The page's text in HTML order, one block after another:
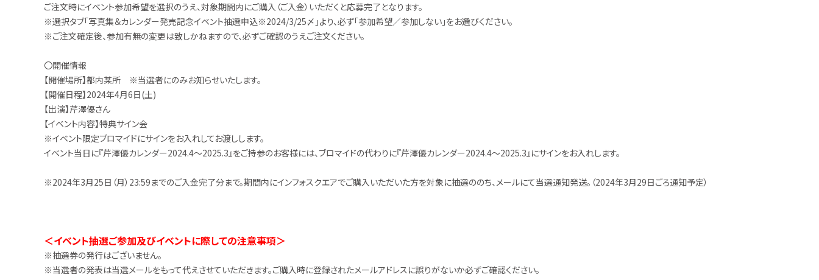
ご注文時にイベント参加希望を選択のうえ、対象期間内にご購入（ご入金）いただくと応募完了となります。
※選択タブ「写真集＆カレンダー発売記念イベント抽選申込※2024/3/25〆」より、必ず「参加希望／参加しない」をお選びください。
※ご注文確定後、参加有無の変更は致しかねますので、必ずご確認のうえご注文ください。
〇開催情報
【開催場所】都内某所 ※当選者にのみお知らせいたします。
【開催日程】2024年4月6日(土)
【出演】芹澤優さん
【イベント内容】特典サイン会
※イベント限定ブロマイドにサインをお入れしてお渡しします。
イベント当日に『芹澤優カレンダー2024.4～2025.3』をご持参のお客様には、ブロマイドの代わりに『芹澤優カレンダー2024.4～2025.3』にサインをお入れします。
※2024年3月25日（月）23:59までのご入金完了分まで。期間内にインフォスクエアでご購入いただいた方を対象に抽選ののち、メールにて当選通知発送。（2024年3月29日ごろ通知予定）
＜イベント抽選ご参加及びイベントに際しての注意事項＞
※抽選券の発行はございません。
※当選者の発表は当選メールをもって代えさせていただきます。ご購入時に登録されたメールアドレスに誤りがないか必ずご確認ください。